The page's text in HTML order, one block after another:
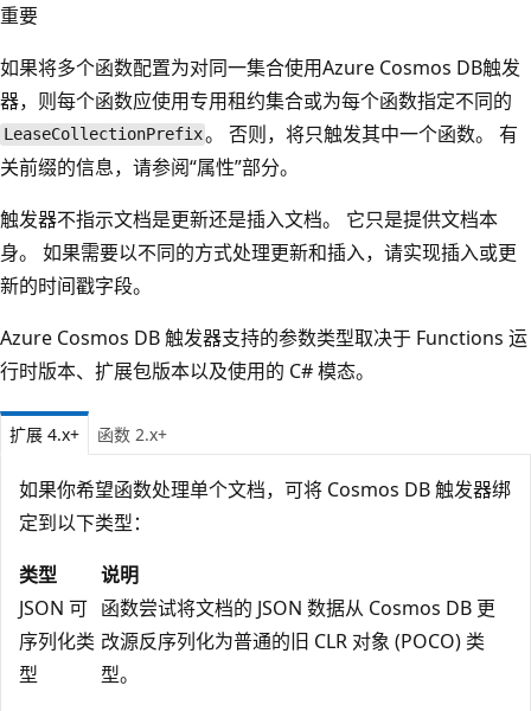
重要
如果将多个函数配置为对同一集合使用Azure Cosmos DB触发
器，则每个函数应使用专用租约集合或为每个函数指定不同的
LeaseCollectionPrefix。 否则，将只触发其中一个函数。 有
关前缀的信息，请参阅“属性”部分。
触发器不指示文档是更新还是插入文档。 它只是提供文档本
身。 如果需要以不同的方式处理更新和插入，请实现插入或更
新的时间戳字段。
Azure Cosmos DB 触发器支持的参数类型取决于 Functions 运
行时版本、扩展包版本以及使用的 C# 模态。
扩展 4.x+ 函数 2.x+
如果你希望函数处理单个文档，可将 Cosmos DB 触发器绑
定到以下类型：
类型
说明
JSON 可
序列化类
型
函数尝试将文档的 JSON 数据从 Cosmos DB 更
改源反序列化为普通的旧 CLR 对象 (POCO) 类
型。